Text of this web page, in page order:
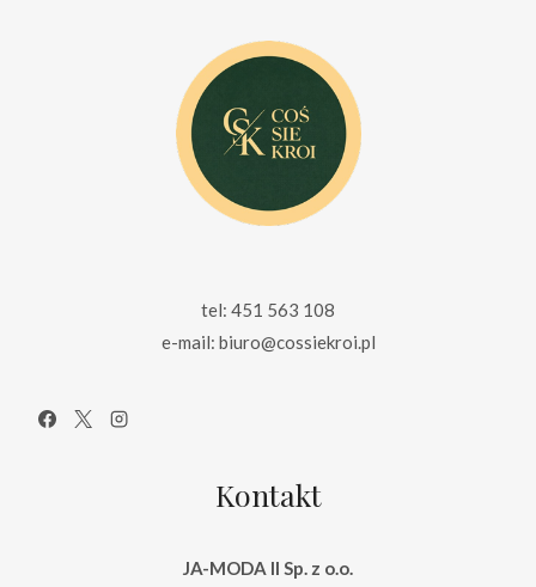
tel: 451 563 108
e-mail: biuro@cossiekroi.pl
Kontakt
JA-MODA II Sp. z o.o.